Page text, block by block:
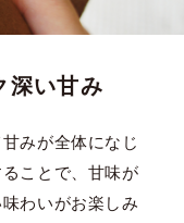
深い甘み
みが全体になじ
ことで、甘味が
わいがお楽しみ